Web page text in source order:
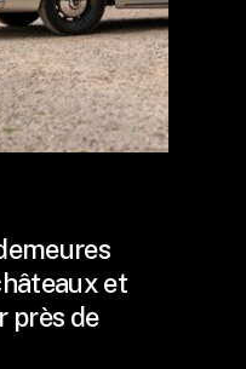
et
près de